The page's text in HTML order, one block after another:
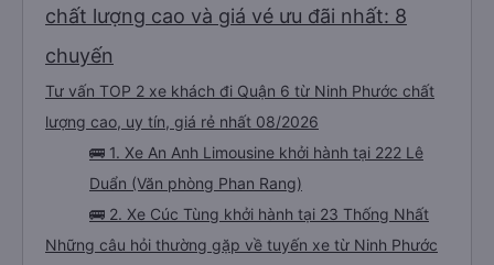
chưa biết cách thực hiện, hãy xem Google Maps hoạt động như thế nào,
&quot;B Bạn bị sao vậy?&quot; Chuyện gì xảy ra với bạn vậy?&quot; Bây giờ
đã giúp tôi vì nhìn tôi quá ngu ngốc. Tôi vẫn đang nghĩ rằng sẽ rất nguy hiểm
nếu không có tài xế... Cảm ơn các bạn rất nhiều.
chất lượng cao và giá vé ưu đãi nhất: 8
chuyến
Tư vấn TOP 2 xe khách đi Quận 6 từ Ninh Phước chất
lượng cao, uy tín, giá rẻ nhất 08/2026
🚌 1. Xe An Anh Limousine khởi hành tại 222 Lê
Duẩn (Văn phòng Phan Rang)
🚌 2. Xe Cúc Tùng khởi hành tại 23 Thống Nhất
Những câu hỏi thường gặp về tuyến xe từ Ninh Phước